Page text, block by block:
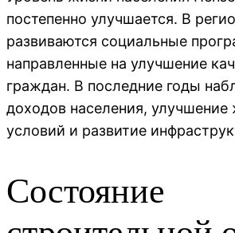
постепенно улучшается. В
развиваются социальные
направленные на улучшение
граждан. В последние годы
доходов населения,
условий и развитие
Состояние